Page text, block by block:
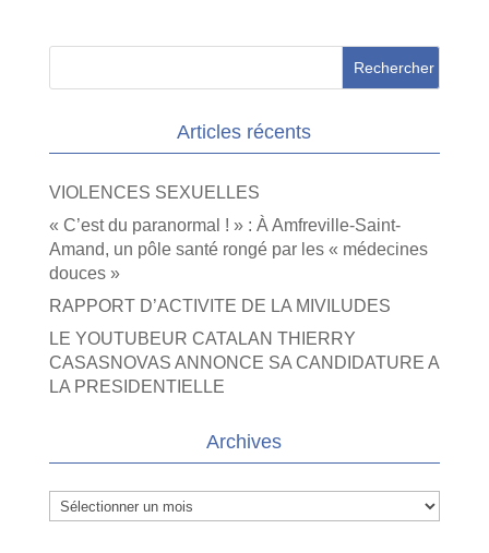
Articles récents
VIOLENCES SEXUELLES
« C’est du paranormal ! » : À Amfreville-Saint-
Amand, un pôle santé rongé par les « médecines
douces »
RAPPORT D’ACTIVITE DE LA MIVILUDES
LE YOUTUBEUR CATALAN THIERRY
CASASNOVAS ANNONCE SA CANDIDATURE A
LA PRESIDENTIELLE
Archives
Archives